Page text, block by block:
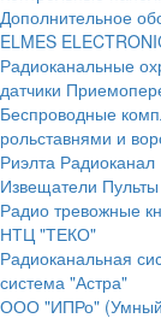
Дополнительное
ELMES
Радиоканальные
датчики
Беспроводные
рольставнями и
Риэлта Радиоканал
Извещатели
Радио тревожные
НТЦ "ТЕКО"
Радиоканальная
система "Астра"
ООО "ИПРо" (Умный